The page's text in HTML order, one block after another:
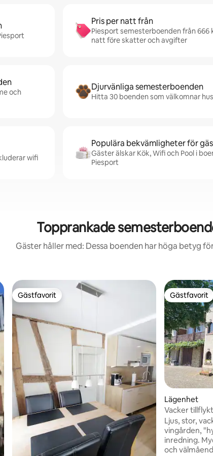
Pris per natt från
Piesport semesterboenden från 666
natt före skatter och avgifter
och
Djurvänliga semesterboenden
Hitta 30 boenden som välkomnar
wifi
Populära bekvämligheter för
Gäster älskar Kök, Wifi och Pool i
Piesport
Topprankade
Gäster håller med: Dessa boenden har höga betyg
Gästfavorit
Gästfavorit Gästfavorit
Gästfavorit
Lägenhet
Vacker
110 m2
Ljus, stor,
vingården,
inredning.
och